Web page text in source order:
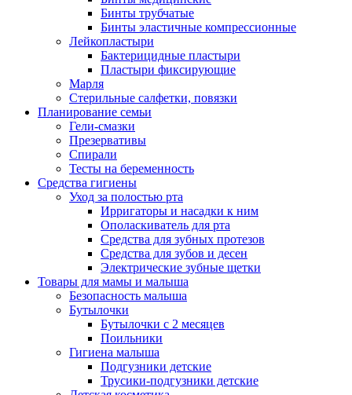
Бинты трубчатые
Бинты эластичные компрессионные
Лейкопластыри
Бактерицидные пластыри
Пластыри фиксирующие
Марля
Стерильные салфетки, повязки
Планирование семьи
Гели-смазки
Презервативы
Спирали
Тесты на беременность
Средства гигиены
Уход за полостью рта
Ирригаторы и насадки к ним
Ополаскиватель для рта
Средства для зубных протезов
Средства для зубов и десен
Электрические зубные щетки
Товары для мамы и малыша
Безопасность малыша
Бутылочки
Бутылочки с 2 месяцев
Поильники
Гигиена малыша
Подгузники детские
Трусики-подгузники детские